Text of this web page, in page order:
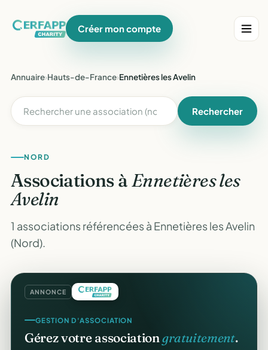
Créer mon compte
Annuaire›Hauts-de-France›Ennetières les Avelin
Rechercher
NORD
Associations àEnnetières les
Avelin
1 associations référencées à Ennetières les Avelin
(Nord).
ANNONCE
GESTION D'ASSOCIATION
Gérez votre associationgratuitement.
REÇUS FISCAUX
Vos reçusCERFAautomatiques.